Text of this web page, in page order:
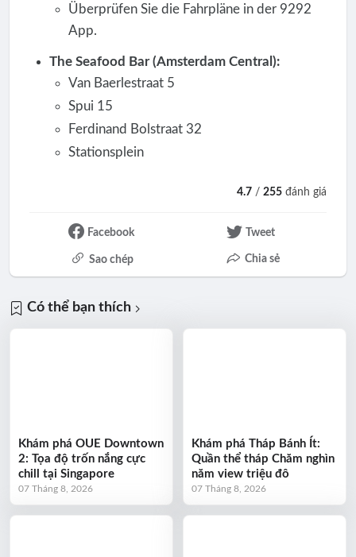
Überprüfen Sie die Fahrpläne in der 9292
App.
The Seafood Bar (Amsterdam Central):
Van Baerlestraat 5
Spui 15
Ferdinand Bolstraat 32
Stationsplein
4.7 /255 đánh giá
Facebook Tweet
Sao chép Chia sẻ
Có thể bạn thích
Khám phá OUE Downtown
2: Tọa độ trốn nắng cực
chill tại Singapore
07 Tháng 8, 2026
Khám phá Tháp Bánh Ít:
Quần thể tháp Chăm nghìn
năm view triệu đô
07 Tháng 8, 2026